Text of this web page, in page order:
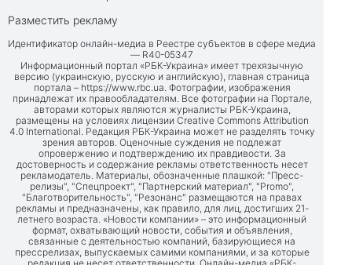
Разместить рекламу
Идентификатор онлайн-медиа в Реестре субъектов в сфере медиа
— R40-05347
Информационный портал «РБК-Украина» имеет трехязычную
версию (украинскую, русскую и английскую), главная страница
портала – https://www.rbc.ua. Фотографии, изображения
принадлежат их правообладателям. Все фотографии на Портале,
авторами которых являются журналисты РБК-Украина,
размещены на условиях лицензии Creative Commons Attribution
4.0 International. Редакция РБК-Украина может не разделять точку
зрения авторов. Оценочные суждения не подлежат
опровержению и подтверждению их правдивости. За
достоверность и содержание рекламы ответственность несет
рекламодатель. Материалы, обозначенные плашкой: "Пресс-
релизы", "Спецпроект", "Партнерский материал", "Promo",
"Благотворительность", "Резонанс" размещаются на правах
рекламы и предназначены, как правило, для лиц, достигших 21-
летнего возраста. «Новости компании» – это информационный
формат, охватывающий новости, события и объявления,
связанные с деятельностью компаний, базирующиеся на
прессрелизах, выпускаемых самими компаниями, и за которые